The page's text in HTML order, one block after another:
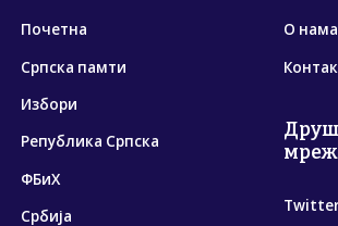
Почетна
Српска памти
Избори
Република Српска
ФБиХ
Србија
О нама